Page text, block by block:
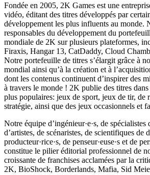
Fondée en 2005, 2K Games est une
vidéo, éditant des titres développés par
développement les plus influents au monde.
responsables du développement du
mondiale de 2K sur plusieurs plateformes,
Firaxis, Hangar 13, CatDaddy, Cloud
Notre portefeuille de titres s’élargit grâce à
mondial ainsi qu’à la création et à
dont les contenus continuent d’inspirer des
à travers le monde ! 2K publie des titres dans
plus populaires: jeux de sport, jeux de tir, de
stratégie, ainsi que des jeux occasionnels et
Notre équipe d’ingénieur·e·s, de spécialistes
d’artistes, de scénaristes, de scientifiques de
producteur·rice·s, de penseur·euse·s et de
constitue le pilier éditorial professionnel de
croissante de franchises acclamées par la
2K, BioShock, Borderlands, Mafia, Sid